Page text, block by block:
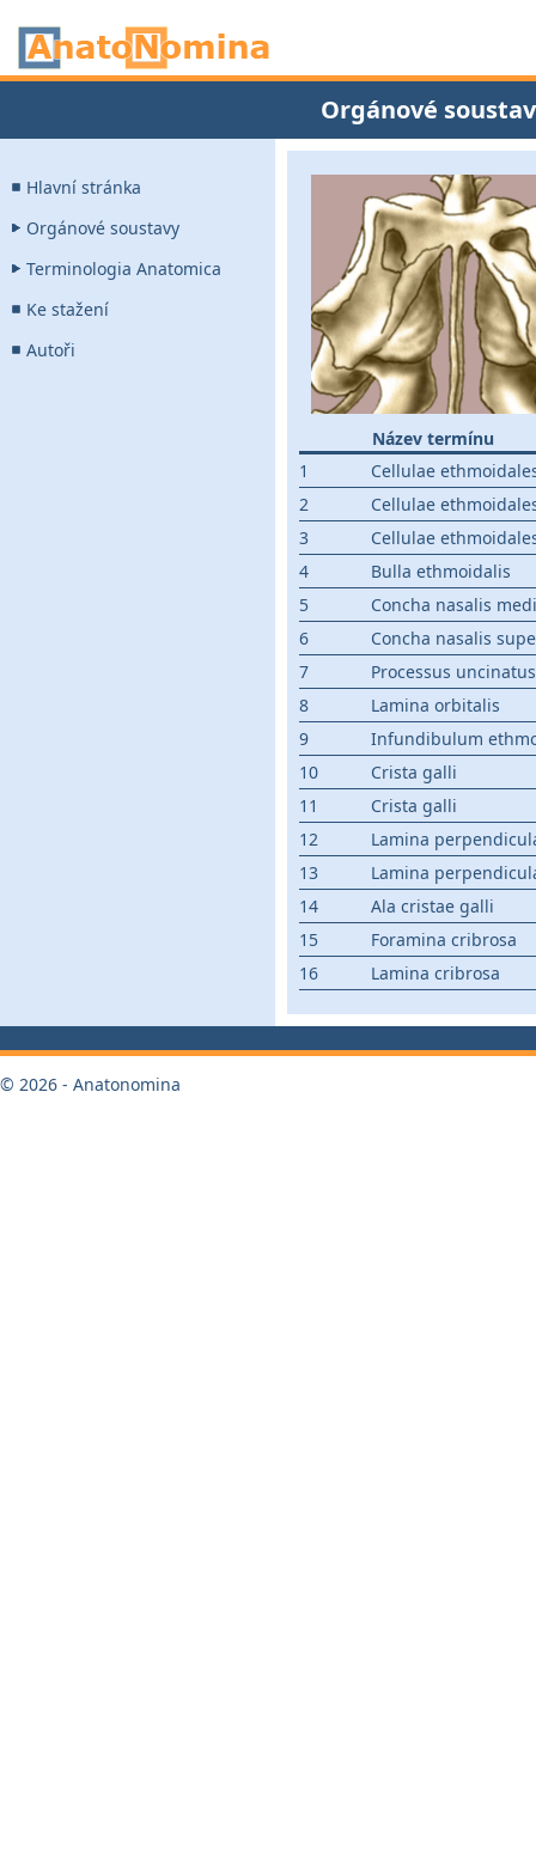
Orgánové
Hlavní stránka
Orgánové soustavy
Terminologia Anatomica
Ke stažení
Autoři
Název termínu
1
Cellulae
2
Cellulae
3
Cellulae
4
Bulla ethmoidalis
5
Concha nasalis
6
Concha nasalis
7
Processus uncinatus
8
Lamina orbitalis
9
Infundibulum
10
Crista galli
11
Crista galli
12
Lamina
13
Lamina
14
Ala cristae galli
15
Foramina cribrosa
16
Lamina cribrosa
© 2026 - Anatonomina